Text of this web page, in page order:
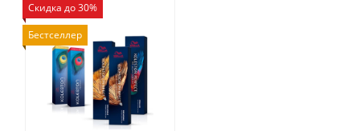
Скидка до 30%
Бестселлер